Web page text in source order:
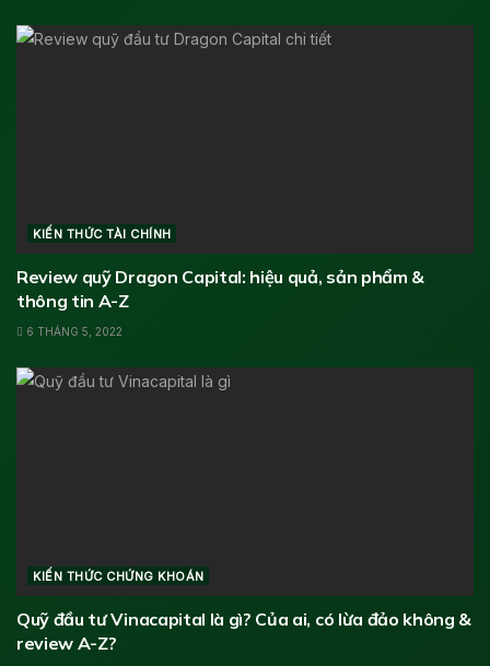
KIẾN THỨC TÀI CHÍNH
Review quỹ Dragon Capital: hiệu quả, sản phẩm &
thông tin A-Z
6 THÁNG 5, 2022
KIẾN THỨC CHỨNG KHOÁN
Quỹ đầu tư Vinacapital là gì? Của ai, có lừa đảo không &
review A-Z?